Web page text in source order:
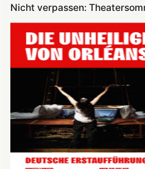
4.
2026
nach
Freiburg
Nicht verpassen: